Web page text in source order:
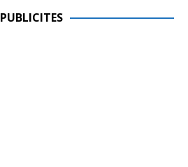
PUBLICITES